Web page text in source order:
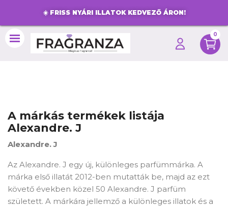
☀️ FRISS NYÁRI ILLATOK KEDVEZŐ ÁRON!
0
A márkás termékek listája
Alexandre. J
Alexandre. J
Az Alexandre. J egy új, különleges parfümmárka. A
márka első illatát 2012-ben mutatták be, majd az ezt
követő években közel 50 Alexandre. J parfüm
született. A márkára jellemző a különleges illatok és a